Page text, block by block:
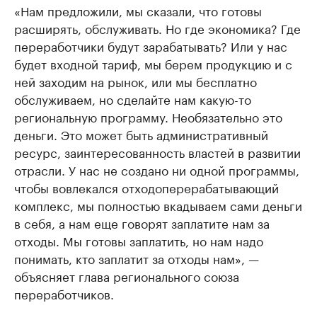
«Нам предложили, мы сказали, что готовы
расширять, обслуживать. Но где экономика? Где
переработчики будут зарабатывать? Или у нас
будет входной тариф, мы берем продукцию и с
ней заходим на рынок, или мы бесплатно
обслуживаем, но сделайте нам какую-то
региональную программу. Необязательно это
деньги. Это может быть административный
ресурс, заинтересованность властей в развитии
отрасли. У нас не создано ни одной программы,
чтобы вовлекался отходоперерабатывающий
комплекс, мы полностью вкадываем сами деньги
в себя, а нам еще говорят заплатите нам за
отходы. Мы готовы заплатить, но нам надо
понимать, кто заплатит за отходы нам», —
объясняет глава регионального союза
переработчиков.